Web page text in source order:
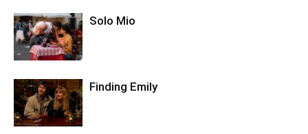
Solo Mio
Finding Emily